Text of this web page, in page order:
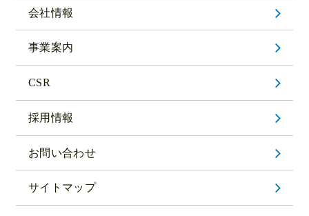
会社情報
事業案内
CSR
採用情報
お問い合わせ
サイトマップ